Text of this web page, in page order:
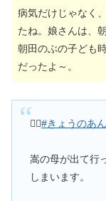
病気だけじゃなく
たね。娘さんは、
朝田のぶの子ども
だったよ～。
🏃‍♀️#きょうのあ
嵩の母が出て行
しまいます。